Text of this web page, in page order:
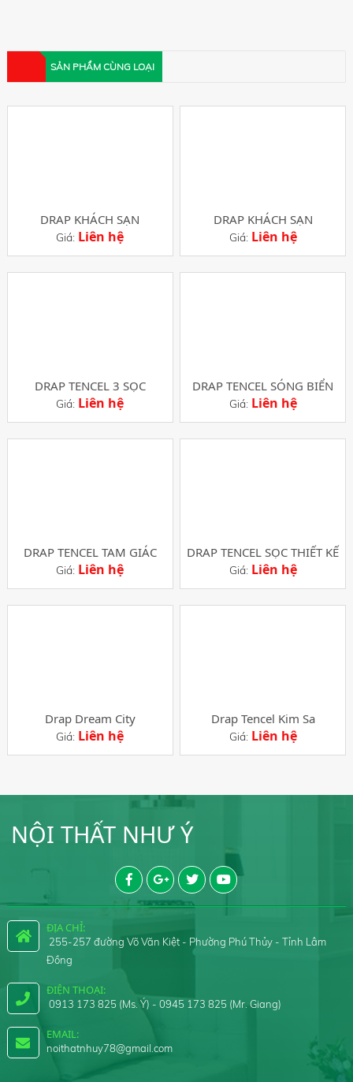
SẢN PHẨM CÙNG LOẠI
DRAP KHÁCH SẠN
Giá: Liên hệ
DRAP KHÁCH SẠN
Giá: Liên hệ
DRAP TENCEL 3 SỌC
Giá: Liên hệ
DRAP TENCEL SÓNG BIỂN
Giá: Liên hệ
DRAP TENCEL TAM GIÁC
Giá: Liên hệ
DRAP TENCEL SỌC THIẾT KẾ
Giá: Liên hệ
Drap Dream City
Giá: Liên hệ
Drap Tencel Kim Sa
Giá: Liên hệ
NỘI THẤT NHƯ Ý
ĐỊA CHỈ:
255-257 đường Võ Văn Kiệt - Phường Phú Thủy - Tỉnh Lâm
Đồng
ĐIỆN THOẠI:
0913 173 825 (Ms. Ý) - 0945 173 825 (Mr. Giang)
EMAIL:
noithatnhuy78@gmail.com